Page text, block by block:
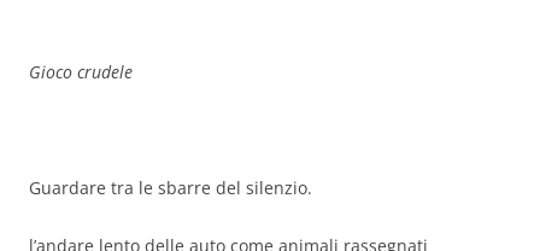
Gioco crudele
Guardare tra le sbarre del silenzio.
l’andare lento delle auto come animali rassegnati